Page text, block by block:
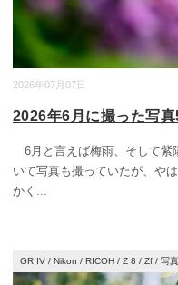
2026年07月07日
2026年6月に撮った写真
6月と言えば梅雨、そして紫
いて写真も撮っていたが、や
かく ...
GR IV / Nikon / RICOH / Z 8 / Zf / 写真